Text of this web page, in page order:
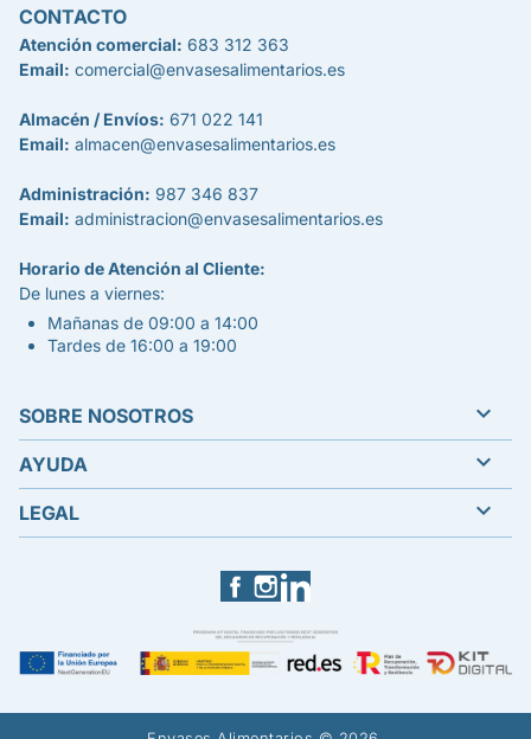
Facebook
CONTACTO
Atención comercial: 683 312 363
Email: comercial@envasesalimentarios.es
Almacén / Envíos: 671 022 141
Email: almacen@envasesalimentarios.es
Administración: 987 346 837
Email: administracion@envasesalimentarios.es
Horario de Atención al Cliente:
De lunes a viernes:
Mañanas de 09:00 a 14:00
Tardes de 16:00 a 19:00
SOBRE NOSOTROS 
AYUDA 
LEGAL 